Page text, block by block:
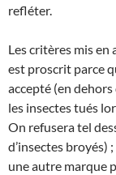
refléter.
Les critères mis
est proscrit parce
accepté (en
les insectes tués
On refusera tel
d’insectes broyés)
une autre marque